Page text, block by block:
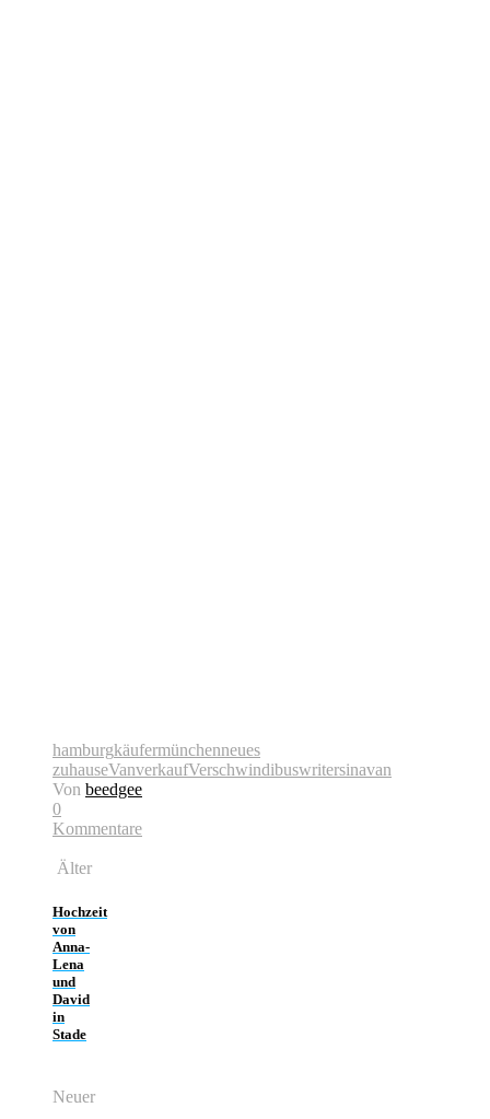
hamburgkäufermünchenneues
zuhauseVanverkaufVerschwindibuswritersinavan
Von beedgee
0
Kommentare
Älter
Hochzeit
von
Anna-
Lena
und
David
in
Stade
Neuer